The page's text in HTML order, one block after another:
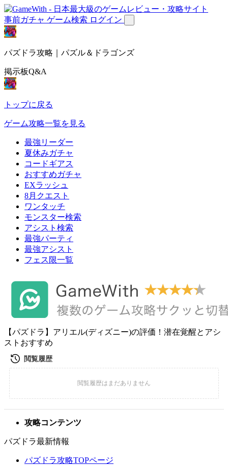
事前ガチャ ゲーム検索 ログイン
パズドラ攻略｜パズル＆ドラゴンズ
掲示板Q&A
トップに戻る
ゲーム攻略一覧を見る
最強リーダー
夏休みガチャ
コードギアス
おすすめガチャ
EXラッシュ
8月クエスト
ワンタッチ
モンスター検索
アシスト検索
最強パーティ
最強アシスト
フェス限一覧
【パズドラ】アリエル(ディズニー)の評価！潜在覚醒とアシ
ストおすすめ
攻略コンテンツ
パズドラ最新情報
パズドラ攻略TOPページ